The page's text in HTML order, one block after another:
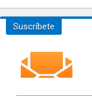
Suscríbete